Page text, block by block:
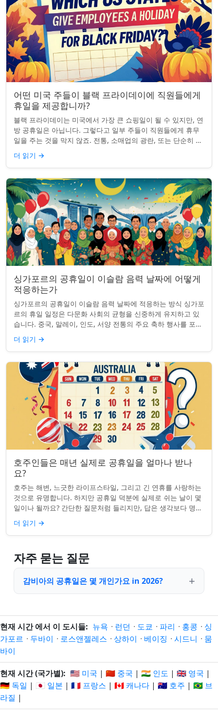
어떤 미국 주들이 블랙 프라이데이에 직원들에게
휴일을 제공합니까?
블랙 프라이데이는 미국에서 가장 큰 쇼핑일이 될 수 있지만, 연
방 공휴일은 아닙니다. 그렇다고 일부 주들이 직원들에게 휴무
일을 주는 것을 막지 않죠. 전통, 소매업의 광란, 또는 단순히 추
수감사절을 연장하는 것과 관...
더 읽기 →
싱가포르의 공휴일이 이슬람 음력 날짜에 어떻게
적응하는가
싱가포르의 공휴일이 이슬람 음력 날짜에 적응하는 방식 싱가포
르의 휴일 일정은 다문화 사회의 균형을 신중하게 유지하고 있
습니다. 중국, 말레이, 인도, 서양 전통의 주요 축하 행사를 포함
하여, 나라의 다양성을 반영합니...
더 읽기 →
호주인들은 매년 실제로 공휴일을 얼마나 받나
요?
호주는 해변, 느긋한 라이프스타일, 그리고 긴 연휴를 사랑하는
것으로 유명합니다. 하지만 공휴일 덕분에 실제로 쉬는 날이 몇
일이나 될까요? 간단한 질문처럼 들리지만, 답은 생각보다 명확
하지 않을 수 있습니다. 거주...
더 읽기 →
자주 묻는 질문
감비아의 공휴일은 몇 개인가요 in 2026?
현재 시간 에서 이 도시들: 뉴욕 · 런던 · 도쿄 · 파리 · 홍콩 · 싱
가포르 · 두바이 · 로스앤젤레스 · 상하이 · 베이징 · 시드니 · 뭄
바이
현재 시간 (국가별): 🇺🇸 미국 | 🇨🇳 중국 | 🇮🇳 인도 | 🇬🇧 영국 |
🇩🇪 독일 | 🇯🇵 일본 | 🇫🇷 프랑스 | 🇨🇦 캐나다 | 🇦🇺 호주 | 🇧🇷 브
라질 |